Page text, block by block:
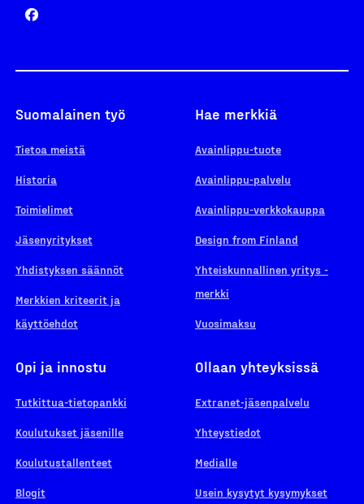
Suomalainen työ
Tietoa meistä
Historia
Toimielimet
Jäsenyritykset
Yhdistyksen säännöt
Merkkien kriteerit ja
käyttöehdot
Hae merkkiä
Avainlippu-tuote
Avainlippu-palvelu
Avainlippu-verkkokauppa
Design from Finland
Yhteiskunnallinen yritys -
merkki
Vuosimaksu
Opi ja innostu
Tutkittua-tietopankki
Koulutukset jäsenille
Koulutustallenteet
Blogit
Ollaan yhteyksissä
Extranet-jäsenpalvelu
Yhteystiedot
Medialle
Usein kysytyt kysymykset